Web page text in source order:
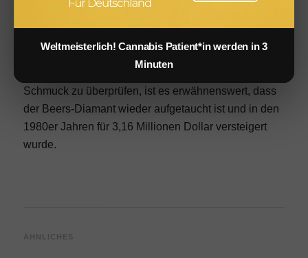
so teuer, dass selbst Experten keinen Preis dafür
nennen können.
Schmuck zu überprüfen, ist es erwähnenswert, dass
der Beers-Diamant wieder aufgetaucht ist und in den
1980er Jahren für 3,16 Millionen Dollar versteigert
wurde.
ÄHNLICHES
Weltmeisterlich! Cannabis Patient*in werden in 3
Minuten